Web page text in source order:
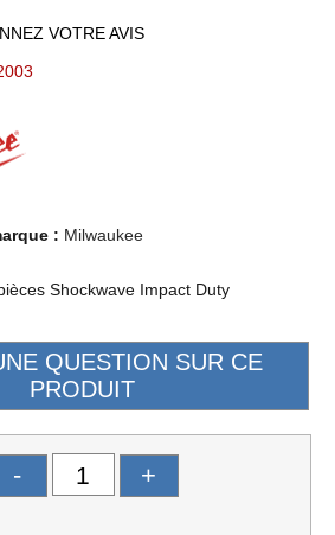
VOTRE AVIS
: Milwaukee
Shockwave Impact Duty
- +